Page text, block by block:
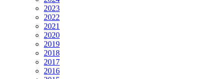
2023
2022
2021
2020
2019
2018
2017
2016